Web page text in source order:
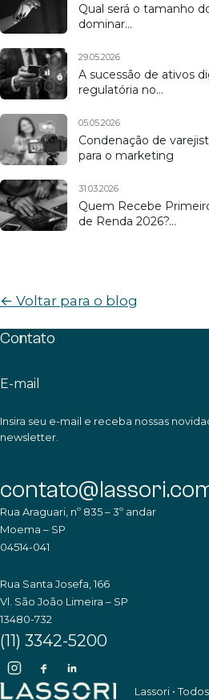
Qual será o tamanho
dominar…
29.05.2026
A sucessão de ativos
regulatória no…
05.05.2026
Condenação de
para o marketing
31.03.2026
Quem Recebe
de Renda 2026?…
← Voltar para o blog
Contato
Insira seu e-mail e receba nossas
newsletter.
Rua Araguari, nº 835 – 3º andar
Moema – SP
04514-041
Rua Santa Josefa, 166
Vl. São João Limeira – SP
13480-732
(11) 3342-5200
Lassori •